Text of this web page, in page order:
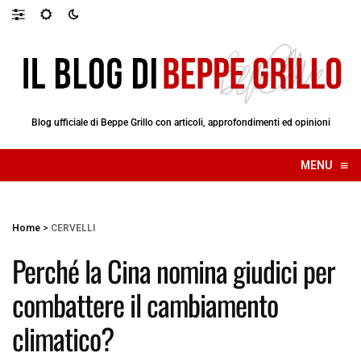
Blog ufficiale di Beppe Grillo con articoli, approfondimenti ed opinioni
MENU ≡
☰
Home > CERVELLI
Perché la Cina nomina giudici per
combattere il cambiamento
climatico?